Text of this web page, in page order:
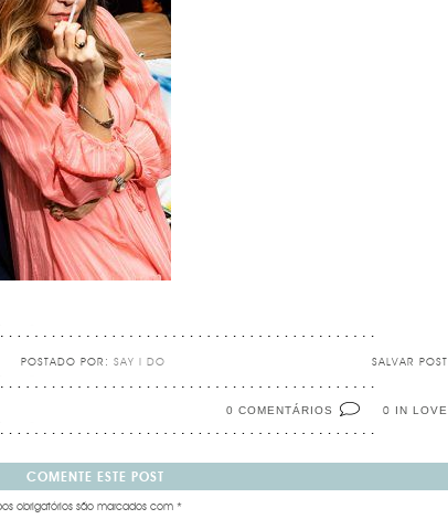
SALVAR POST
POSTADO POR: SAY I DO
0 IN LOVE
0 COMENTÁRIOS
COMENTE ESTE POST
obrigatórios são marcados com *